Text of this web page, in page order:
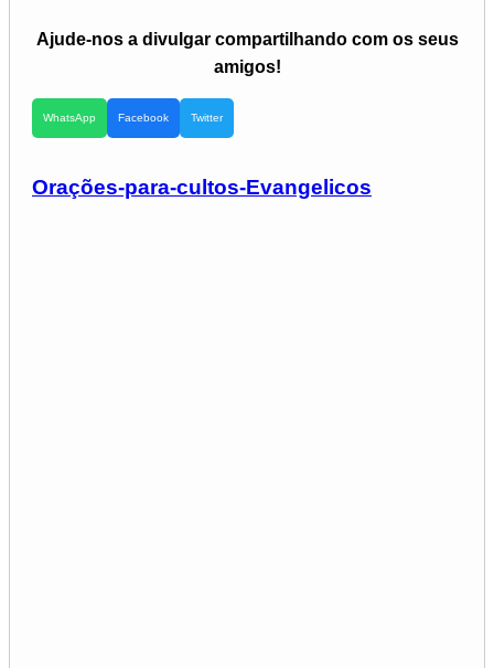
Ajude-nos a divulgar compartilhando com os seus
amigos!
WhatsApp Facebook Twitter
Orações-para-cultos-Evangelicos